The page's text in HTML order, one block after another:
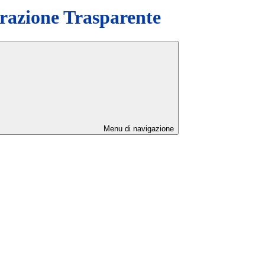
Trasparente
Menu di navigazione